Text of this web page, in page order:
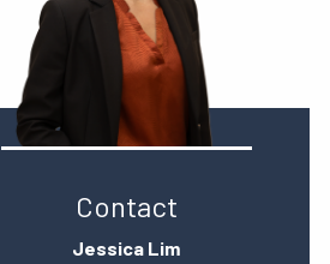
Contact
Jessica Lim